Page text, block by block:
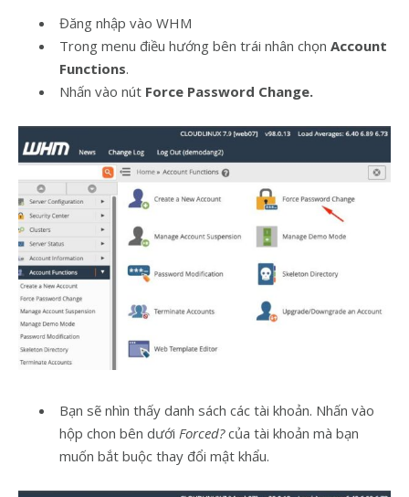
Đăng nhập vào WHM
Trong menu điều hướng bên trái nhân chọn Account
Functions.
Nhấn vào nút Force Password Change.
Bạn sẽ nhìn thấy danh sách các tài khoản. Nhấn vào
hộp chon bên dưới Forced?của tài khoản mà bạn
muốn bắt buộc thay đổi mật khẩu.